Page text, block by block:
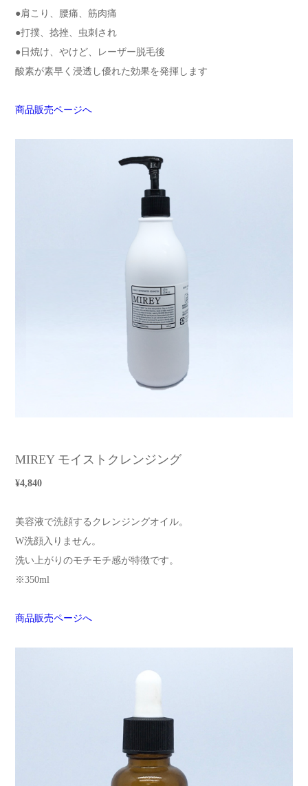
●肩こり、腰痛、筋肉痛
●打撲、捻挫、虫刺され
●日焼け、やけど、レーザー脱毛後
酸素が素早く浸透し優れた効果を発揮します
商品販売ページへ
MIREY モイストクレンジング
¥4,840
美容液で洗顔するクレンジングオイル。
W洗顔入りません。
洗い上がりのモチモチ感が特徴です。
※350ml
商品販売ページへ